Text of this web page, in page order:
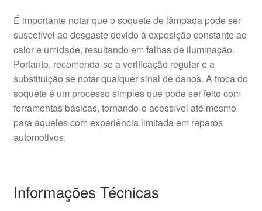
É importante notar que o soquete de lâmpada pode ser
suscetível ao desgaste devido à exposição constante ao
calor e umidade, resultando em falhas de iluminação.
Portanto, recomenda-se a verificação regular e a
substituição se notar qualquer sinal de danos. A troca do
soquete é um processo simples que pode ser feito com
ferramentas básicas, tornando-o acessível até mesmo
para aqueles com experiência limitada em reparos
automotivos.
Informações Técnicas